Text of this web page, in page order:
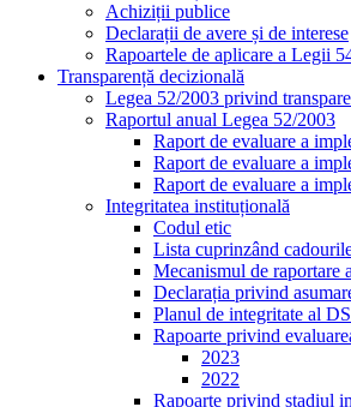
Achiziții publice
Declarații de avere și de interese
Rapoartele de aplicare a Legii
Transparență decizională
Legea 52/2003 privind
Raportul anual Legea 52/2003
Raport de evaluare a
Raport de evaluare a
Raport de evaluare a
Integritatea instituțională
Codul etic
Lista cuprinzând
Mecanismul de raportare
Declarația privind
Planul de integritate al
Rapoarte privind
2023
2022
Rapoarte privind stadiul